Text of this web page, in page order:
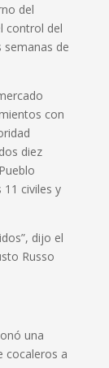
del
control del
de
con
diez
civiles y
dijo el
Russo
una
cocaleros a